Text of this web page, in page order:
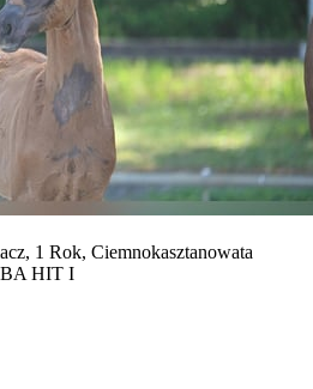
1 Rok, Ciemnokasztanowata
HIT I